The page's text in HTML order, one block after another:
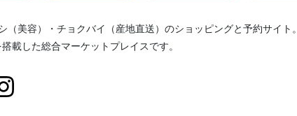
（美容） ・ チョクバイ（産地直送） のショッピングと予約サイト。
搭載した総合マーケットプレイスです。